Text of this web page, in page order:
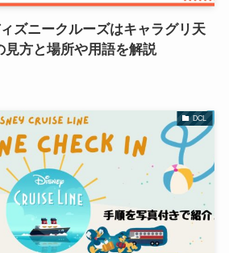
ズニークルーズはキャラグリ天
見方と場所や用語を解説
DCL